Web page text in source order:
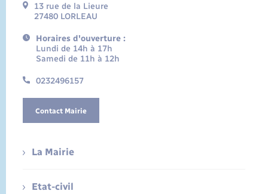
13 rue de la Lieure
27480 LORLEAU
Horaires d'ouverture :
Lundi de 14h à 17h
Samedi de 11h à 12h
0232496157
Contact Mairie
La Mairie
Etat-civil